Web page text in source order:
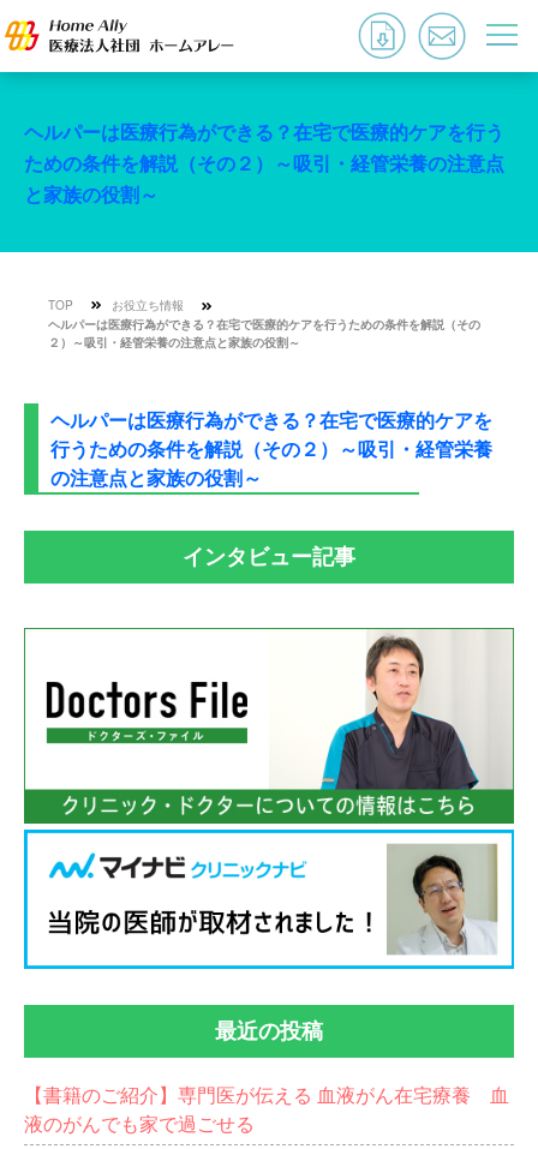
ヘルパーは医療行為ができる？在宅で医療的ケアを行う
ための条件を解説（その２）～吸引・経管栄養の注意点
と家族の役割～
TOP お役立ち情報
ヘルパーは医療行為ができる？在宅で医療的ケアを行うための条件を解説（その
２）～吸引・経管栄養の注意点と家族の役割～
ヘルパーは医療行為ができる？在宅で医療的ケアを
行うための条件を解説（その２）～吸引・経管栄養
の注意点と家族の役割～
インタビュー記事
最近の投稿
【書籍のご紹介】専門医が伝える 血液がん在宅療養 血
液のがんでも家で過ごせる